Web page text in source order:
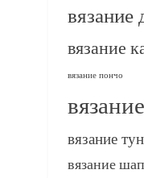
вязание
вязание
вязание пончо
вязание
вязание